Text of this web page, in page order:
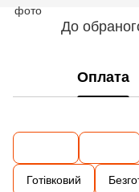
До
Оплата
Готівковий